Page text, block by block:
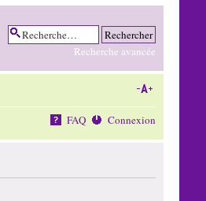
Recherche avancée
FAQ Connexion